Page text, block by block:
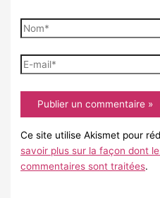
Nom*
E-
mail*
Ce site utilise Akismet pour
savoir plus sur la façon dont
commentaires sont traitées.